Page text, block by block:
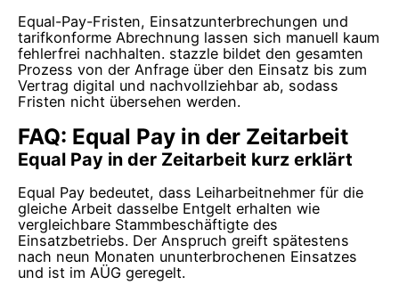
Equal-Pay-Fristen, Einsatzunterbrechungen und
tarifkonforme Abrechnung lassen sich manuell kaum
fehlerfrei nachhalten. stazzle bildet den gesamten
Prozess von der Anfrage über den Einsatz bis zum
Vertrag digital und nachvollziehbar ab, sodass
Fristen nicht übersehen werden.
FAQ: Equal Pay in der Zeitarbeit
Equal Pay in der Zeitarbeit kurz erklärt
Equal Pay bedeutet, dass Leiharbeitnehmer für die
gleiche Arbeit dasselbe Entgelt erhalten wie
vergleichbare Stammbeschäftigte des
Einsatzbetriebs. Der Anspruch greift spätestens
nach neun Monaten ununterbrochenen Einsatzes
und ist im AÜG geregelt.